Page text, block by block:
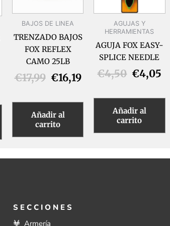
opciones
pueden
producto
BAJOS DE LINEA
TRENZADO BAJOS
FOX REFLEX
CAMO 25LB
€17,99 €16,19
Añadir al
carrito
AGUJAS Y
HERRAMIENTAS
AGUJA FOX EASY-
SPLICE NEEDLE
€4,50 €4,05
Añadir al
carrito
SECCIONES
Armería